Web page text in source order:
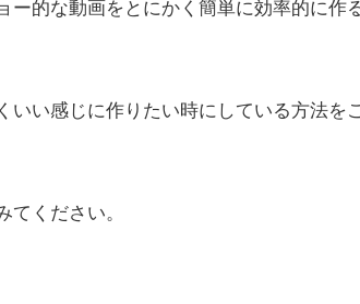
ー的な動画をとにかく簡単に効率的に作
いい感じに作りたい時にしている方法を
てください。